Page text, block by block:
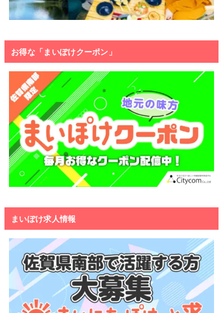
お得な「まいぽけクーポン」
まいぽけ求人情報